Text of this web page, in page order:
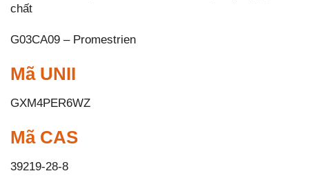
chất
G03CA09 – Promestrien
Mã UNII
GXM4PER6WZ
Mã CAS
39219-28-8